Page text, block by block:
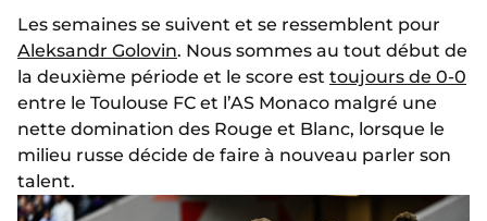
Les semaines se suivent et se ressemblent pour
Aleksandr Golovin. Nous sommes au tout début de
la deuxième période et le score est toujours de 0-0
entre le Toulouse FC et l’AS Monaco malgré une
nette domination des Rouge et Blanc, lorsque le
milieu russe décide de faire à nouveau parler son
talent.